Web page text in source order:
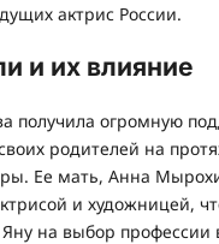
актрис России.
и их влияние
получила огромную
родителей на
Ее мать, Анна
и художницей,
на выбор профессии